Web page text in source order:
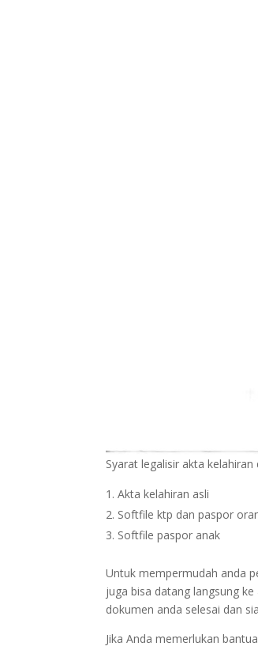
Syarat legalisir akta
Akta kelahiran asli
Softfile ktp dan paspor
Softfile paspor anak
Untuk mempermudah anda
juga bisa datang langsung
dokumen anda selesai dan
Jika Anda memerlukan